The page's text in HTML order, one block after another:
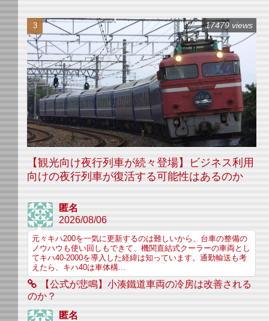
【観光向け夜行列車が続々登場】ビジネス利用
向けの夜行列車が復活する可能性はあるのか
17479 views
匿名
2026/08/06
元々キハ200を一気に更新するのは難しいから、台車の整備の
ノウハウも使い回しもできて、機関直結式クーラーの車両とし
てキハ40-2000を導入した経緯は知っています。通勤輸送も考
えたら、キハ40は車体構...
【公式が悲鳴】小湊鐵道車両の冷房は改善される
のか？
匿名